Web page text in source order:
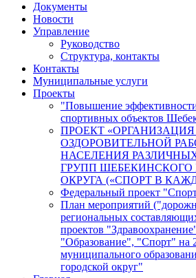
Документы
Новости
Управление
Руководство
Структура, контакты
Контакты
Муниципальные услуги
Проекты
"Повышение
спортивных объектов
ПРОЕКТ
ОЗДОРОВИТЕЛЬНОЙ
НАСЕЛЕНИЯ
ГРУПП ШЕБЕКИНСКОГО
ОКРУГА («СПОРТ В
Федеральный проект
План мероприятий
региональных
проектов
"Образование", "Спорт" на
муниципального
городской округ"